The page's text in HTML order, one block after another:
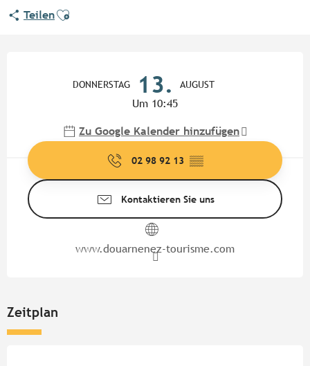
TeilenAjouter aux favoris
DONNERSTAG 13. AUGUST
Um 10:45
Zu Google Kalender hinzufügen
02 98 92 13 ▒▒
Kontaktieren Sie uns
www.douarnenez-tourisme.com
Zeitplan